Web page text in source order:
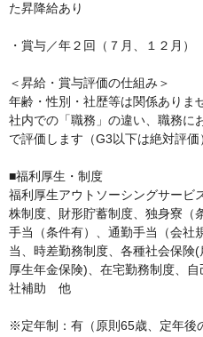
た昇降給あり
・賞与／年２回（７月、１２月）
＜昇給・賞与評価の仕組み＞
年齢・性別・社歴等は関係ありま
社内での「職務」の違い、職務に
で評価します（G3以下は絶対評価
■福利厚生・制度
福利厚生アウトソーシングサービ
株制度、財形貯蓄制度、独身寮（
手当（条件有）、通勤手当（会社
当、時差勤務制度、各種社会保険(
厚生年金保険)、在宅勤務制度、
社補助　他
※定年制：有（原則65歳、定年後